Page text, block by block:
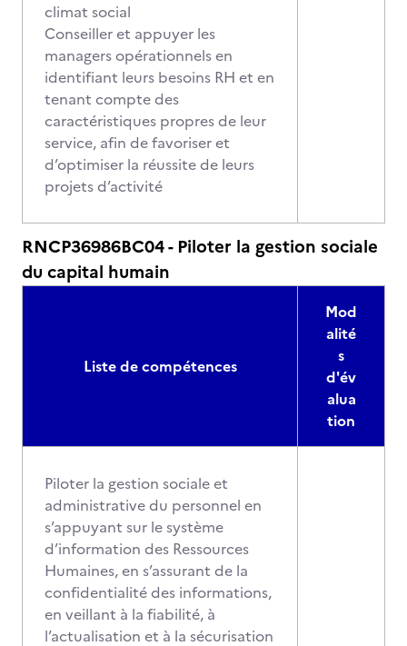
climat social
Conseiller et appuyer les
managers opérationnels en
identifiant leurs besoins RH et en
tenant compte des
caractéristiques propres de leur
service, afin de favoriser et
d’optimiser la réussite de leurs
projets d’activité
RNCP36986BC04 - Piloter la gestion sociale
du capital humain
Liste de compétences
Mod
alité
s
d'év
alua
tion
Piloter la gestion sociale et
administrative du personnel en
s’appuyant sur le système
d’information des Ressources
Humaines, en s’assurant de la
confidentialité des informations,
en veillant à la fiabilité, à
l’actualisation et à la sécurisation